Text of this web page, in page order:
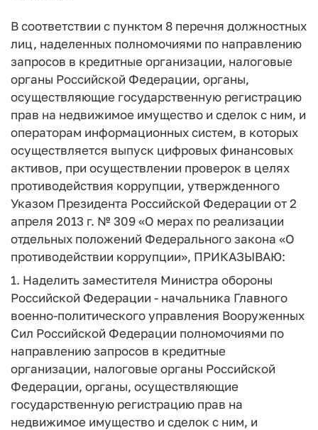
В соответствии с пунктом 8 перечня должностных
лиц, наделенных полномочиями по направлению
запросов в кредитные организации, налоговые
органы Российской Федерации, органы,
осуществляющие государственную регистрацию
прав на недвижимое имущество и сделок с ним, и
операторам информационных систем, в которых
осуществляется выпуск цифровых финансовых
активов, при осуществлении проверок в целях
противодействия коррупции, утвержденного
Указом Президента Российской Федерации от 2
апреля 2013 г. № 309 «О мерах по реализации
отдельных положений Федерального закона «О
противодействии коррупции», ПРИКАЗЫВАЮ:
1. Наделить заместителя Министра обороны
Российской Федерации - начальника Главного
военно-политического управления Вооруженных
Сил Российской Федерации полномочиями по
направлению запросов в кредитные
организации, налоговые органы Российской
Федерации, органы, осуществляющие
государственную регистрацию прав на
недвижимое имущество и сделок с ним, и